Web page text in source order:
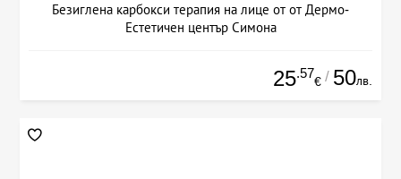
Безиглена карбокси терапия на лице от от Дермо-
Естетичен център Симона
25.57
€ / 50лв.